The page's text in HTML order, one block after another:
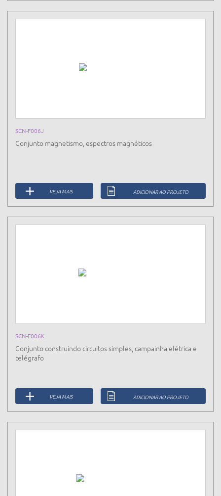
SCN-F006J
Conjunto magnetismo, espectros magnéticos
VEJA MAIS ADICIONAR AO PROJETO
SCN-F006K
Conjunto construindo circuitos simples, campainha elétrica e
telégrafo
VEJA MAIS ADICIONAR AO PROJETO